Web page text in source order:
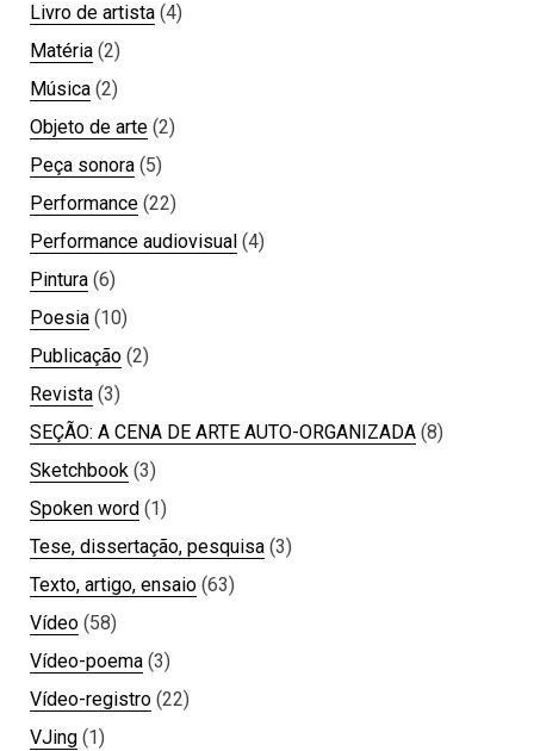
Livro de artista (4)
Matéria (2)
Música (2)
Objeto de arte (2)
Peça sonora (5)
Performance (22)
Performance audiovisual (4)
Pintura (6)
Poesia (10)
Publicação (2)
Revista (3)
SEÇÃO: A CENA DE ARTE AUTO-ORGANIZADA (8)
Sketchbook (3)
Spoken word (1)
Tese, dissertação, pesquisa (3)
Texto, artigo, ensaio (63)
Vídeo (58)
Vídeo-poema (3)
Vídeo-registro (22)
VJing (1)